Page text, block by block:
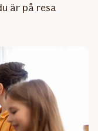
är på resa